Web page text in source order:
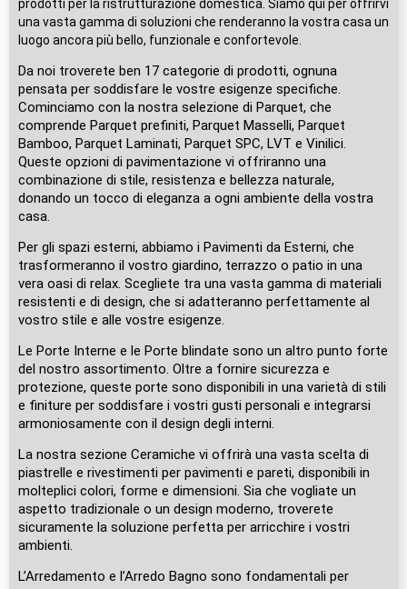
prodotti per la ristrutturazione domestica. Siamo qui per offrirvi
una vasta gamma di soluzioni che renderanno la vostra casa un
luogo ancora più bello, funzionale e confortevole.
Da noi troverete ben 17 categorie di prodotti, ognuna
pensata per soddisfare le vostre esigenze specifiche.
Cominciamo con la nostra selezione di Parquet, che
comprende Parquet prefiniti, Parquet Masselli, Parquet
Bamboo, Parquet Laminati, Parquet SPC, LVT e Vinilici.
Queste opzioni di pavimentazione vi offriranno una
combinazione di stile, resistenza e bellezza naturale,
donando un tocco di eleganza a ogni ambiente della vostra
casa.
Per gli spazi esterni, abbiamo i Pavimenti da Esterni, che
trasformeranno il vostro giardino, terrazzo o patio in una
vera oasi di relax. Scegliete tra una vasta gamma di materiali
resistenti e di design, che si adatteranno perfettamente al
vostro stile e alle vostre esigenze.
Le Porte Interne e le Porte blindate sono un altro punto forte
del nostro assortimento. Oltre a fornire sicurezza e
protezione, queste porte sono disponibili in una varietà di stili
e finiture per soddisfare i vostri gusti personali e integrarsi
armoniosamente con il design degli interni.
La nostra sezione Ceramiche vi offrirà una vasta scelta di
piastrelle e rivestimenti per pavimenti e pareti, disponibili in
molteplici colori, forme e dimensioni. Sia che vogliate un
aspetto tradizionale o un design moderno, troverete
sicuramente la soluzione perfetta per arricchire i vostri
ambienti.
L’Arredamento e l’Arredo Bagno sono fondamentali per